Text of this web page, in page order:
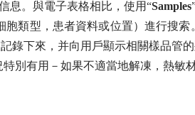
息。與電子表格相比，使用“Samples
類型，患者資料或位置）進行搜
下來，并向用戶顯示相關樣品管
別有用－如果不適當地解凍，熱敏